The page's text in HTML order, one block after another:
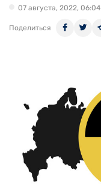
07 августа, 2022, 06:04
Поделиться